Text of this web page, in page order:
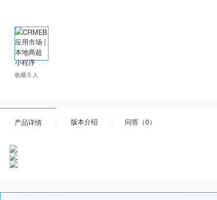
收藏 0 人
产品详情 版本介绍 问答（0）